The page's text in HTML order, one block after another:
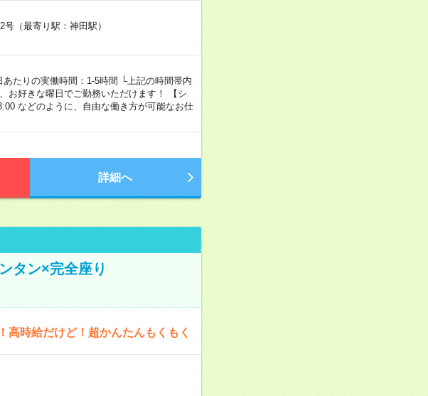
（最寄り駅：神田駅）
たりの実働時間：1-5時間 └上記の時間帯内
お好きな曜日でご勤務いただけます！ 【シ
などのように、自由な働き方が可能なお仕
詳細へ
タン×完全座り
高時給だけど！超かんたんもくもく